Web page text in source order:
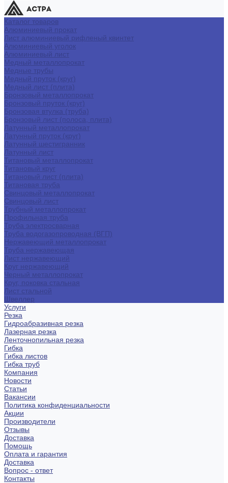
Каталог товаров
Алюминиевый прокат
Лист алюминиевый рифленый квинтет
Алюминиевый уголок
Алюминиевый лист
Медный металлопрокат
Медные трубы
Медный пруток (круг)
Медный лист (плита)
Бронзовый металлопрокат
Бронзовый пруток (круг)
Бронзовая втулка (труба)
Бронзовый лист (полоса, плита)
Латунный металлопрокат
Латунный пруток (круг)
Латунный шестигранник
Латунный лист
Титановый металлопрокат
Титановый круг
Титановый лист (плита)
Титановая труба
Свинцовый металлопрокат
Свинцовый лист
Трубный металлопрокат
Профильная труба
Труба электросварная
Труба водогазопроводная (ВГП)
Нержавеющий металлопрокат
Труба нержавеющая
Лист нержавеющий
Круг нержавеющий
Черный металлопрокат
Круг, поковка стальная
Лист стальной
Швеллер
Услуги
Резка
Гидроабразивная резка
Лазерная резка
Ленточнопильная резка
Гибка
Гибка листов
Гибка труб
Компания
Новости
Статьи
Вакансии
Политика конфиденциальности
Акции
Производители
Отзывы
Доставка
Помощь
Оплата и гарантия
Доставка
Вопрос - ответ
Контакты